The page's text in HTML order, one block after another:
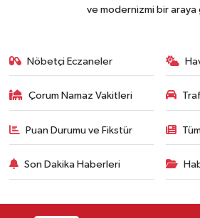
ve modernizmi bir
Nöbetçi Eczaneler
Çorum Namaz Vakitleri
Puan Durumu ve Fikstür
Son Dakika Haberleri